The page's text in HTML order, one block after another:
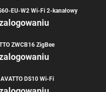
EU-W2 Wi-Fi 2-kanałowy
ZWCB16 ZigBee
DS10 Wi-Fi